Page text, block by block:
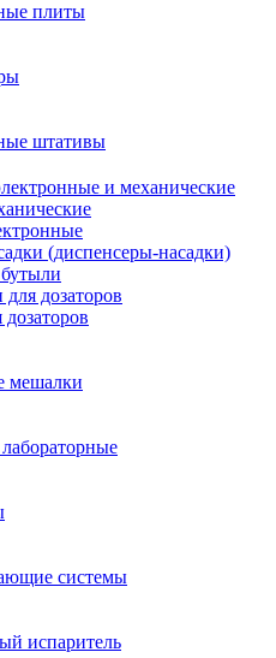
плиты
штативы
и механические
(диспенсеры-насадки)
дозаторов
мешалки
системы
испаритель